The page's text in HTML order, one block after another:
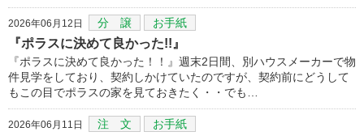
2026年06月12日 分 譲 お手紙
『ポラスに決めて良かった!!』
『ポラスに決めて良かった！！』週末2日間、別ハウスメーカーで物
件見学をしており、契約しかけていたのですが、契約前にどうして
もこの目でポラスの家を見ておきたく・・でも…
2026年06月11日 注 文 お手紙